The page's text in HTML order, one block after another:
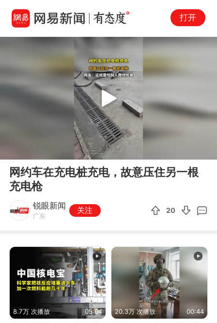
打开
Play
网约车在充电桩充电，故意压住另一根
充电枪
锐眼新闻
广东
关注 20
8.7万 次播放 05:04 20.3万 次播放 00:44